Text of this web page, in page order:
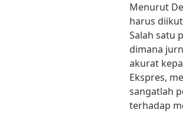
Menurut
harus
Salah satu
dimana
akurat
Ekspres,
sangatlah
terhadap